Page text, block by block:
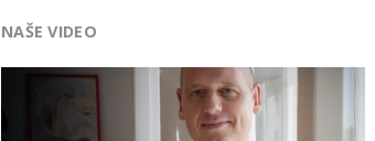
NAŠE VIDEO